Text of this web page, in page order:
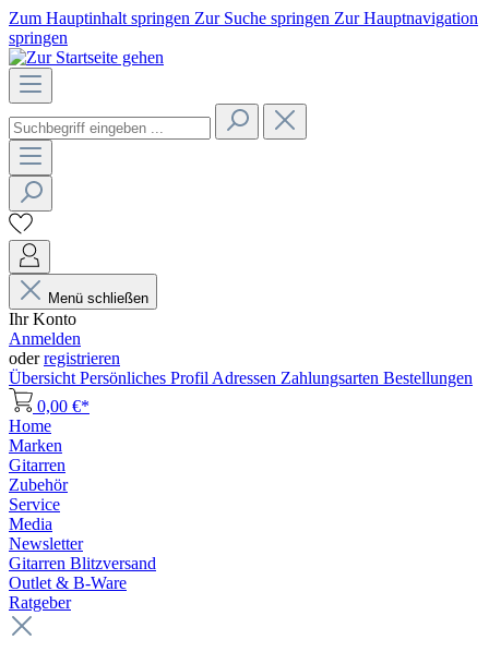
Zum Hauptinhalt springen Zur Suche springen Zur Hauptnavigation
springen
Menü schließen
Ihr Konto
Anmelden
oderregistrieren
Übersicht Persönliches Profil Adressen Zahlungsarten Bestellungen
0,00 €*
Home
Marken
Gitarren
Zubehör
Service
Media
Newsletter
Gitarren Blitzversand
Outlet & B-Ware
Ratgeber